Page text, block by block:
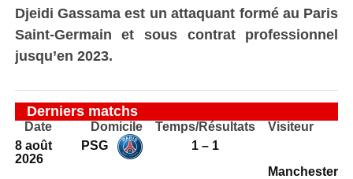
Djeidi Gassama est un attaquant formé au Paris
Saint-Germain et sous contrat professionnel
jusqu’en 2023.
Derniers matchs
Date Domicile Temps/Résultats
Visiteur
8 août
2026
PSG
1 – 1
Manchester